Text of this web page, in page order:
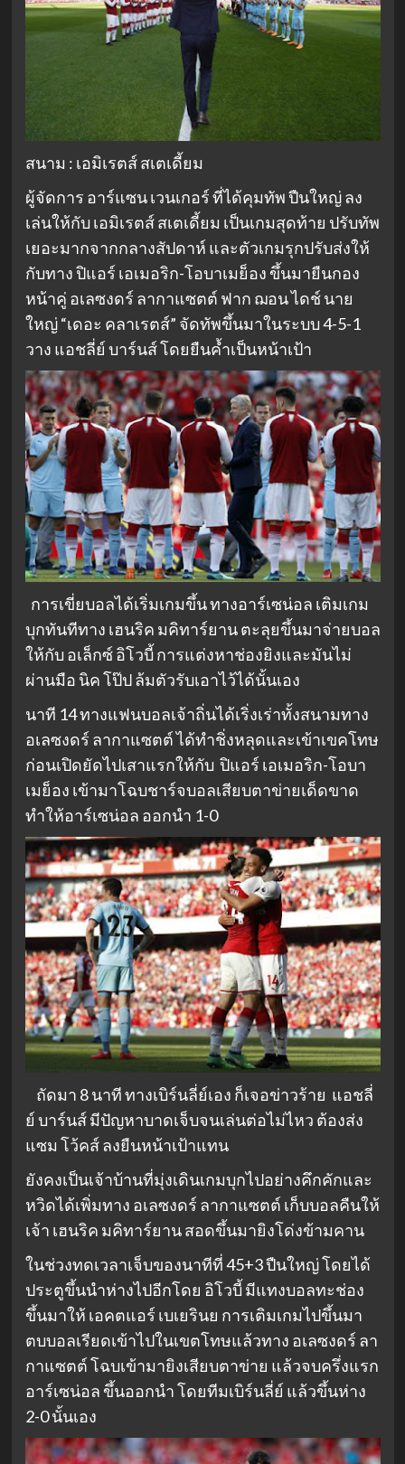
สนาม : เอมิเรตส์ สเตเดี้ยม
ผู้จัดการ อาร์แซน เวนเกอร์ ที่ได้คุมทัพ ปืนใหญ่ ลง
เล่นให้กับ เอมิเรตส์ สเตเดี้ยม เป็นเกมสุดท้าย ปรับทัพ
เยอะมากจากกลางสัปดาห์ และตัวเกมรุกปรับส่งให้
กับทาง ปิแอร์ เอเมอริก-โอบาเมย็อง ขึ้นมายืนกอง
หน้าคู่ อเลซงดร์ ลากาแซตต์ ฟาก ฌอน ไดช์ นาย
ใหญ่ “เดอะ คลาเรตส์” จัดทัพขึ้นมาในระบบ 4-5-1
วาง แอชลี่ย์ บาร์นส์ โดยยืนค้ำเป็นหน้าเป้า
การเขี่ยบอลได้เริ่มเกมขึ้น ทางอาร์เซน่อล เติมเกม
บุกทันทีทาง เฮนริค มคิทาร์ยาน ตะลุยขึ้นมาจ่ายบอล
ให้กับ อเล็กซ์ อิโวบี้ การแต่งหาช่องยิงและมันไม่
ผ่านมือ นิค โป๊ป ล้มตัวรับเอาไว้ได้นั้นเอง
นาที 14 ทางแฟนบอลเจ้าถิ่นได้เริ่งเร่าทั้งสนามทาง
อเลซงดร์ ลากาแซตต์ ได้ทำชิ่งหลุดและเข้าเขคโทษ
ก่อนเปิดยัดไปเสาแรกให้กับ ปิแอร์ เอเมอริก-โอบา
เมย็อง เข้ามาโฉบชาร์จบอลเสียบตาข่ายเด็ดขาด
ทำให้อาร์เซน่อล ออกนำ 1-0
ถัดมา 8 นาที ทางเบิร์นลี่ย์เอง ก็เจอข่าวร้าย แอชลี่
ย์ บาร์นส์ มีปัญหาบาดเจ็บจนเล่นต่อไม่ไหว ต้องส่ง
แซม โว้คส์ ลงยืนหน้าเป้าแทน
ยังคงเป็นเจ้าบ้านที่มุ่งเดินเกมบุกไปอย่างคึกคักและ
หวิดได้เพิ่มทาง อเลซงดร์ ลากาแซตต์ เก็บบอลคืนให้
เจ้า เฮนริค มคิทาร์ยาน สอดขึ้นมายิงโด่งข้ามคาน
ในช่วงทดเวลาเจ็บของนาทีที่ 45+3 ปืนใหญ่ โดยได้
ประตูขึ้นนำห่างไปอีกโดย อิโวบี้ มีแทงบอลทะช่อง
ขึ้นมาให้ เอคตแอร์ เบเยรินย การเติมเกมไปขึ้นมา
ตบบอลเรียดเข้าไปในเขตโทษแล้วทาง อเลซงดร์ ลา
กาแซตต์ โฉบเข้ามายิงเสียบตาข่าย แล้วจบครึ่งแรก
อาร์เซน่อล ขึ้นออกนำ โดยทีมเบิร์นลี่ย์ แล้วขึ้นห่าง
2-0 นั้นเอง